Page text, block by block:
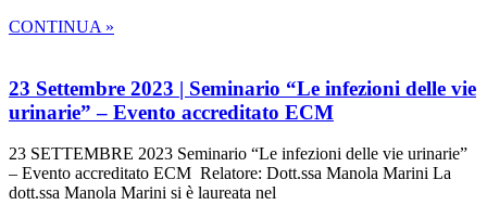
CONTINUA »
23 Settembre 2023 | Seminario “Le infezioni delle vie
urinarie” – Evento accreditato ECM
23 SETTEMBRE 2023 Seminario “Le infezioni delle vie urinarie”
– Evento accreditato ECM Relatore: Dott.ssa Manola Marini La
dott.ssa Manola Marini si è laureata nel